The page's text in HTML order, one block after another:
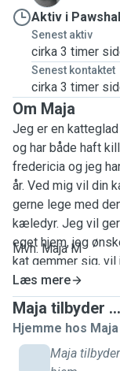
Aktiv i
Senest aktiv
cirka 3 timer
Senest kontaktet
cirka 3 timer
Om Maja
Jeg er en
og har både haft
fredericia og jeg
år. Ved mig vil din
gerne lege med
kæledyr. Jeg vil
eget hjem, jeg
kat gemmer sig,
accepterer hvis
snakke. Jeg
mig, kommer jeg
det er på min rute
gange tidligt, så
Mvh. Maja M
Læs mere
Maja tilbyder ...
Hjemme hos Maja
Maja